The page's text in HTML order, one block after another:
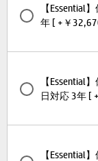
【Essential
年 [ +￥
【Essential
日対応 3年 [
【Essential